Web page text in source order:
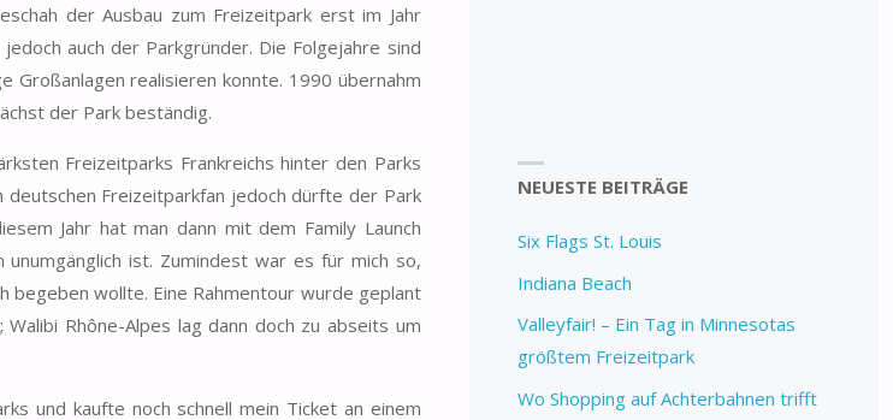
der Ausbau zum Freizeitpark erst im Jahr
auch der Parkgründer. Die Folgejahre sind
realisieren konnte. 1990 übernahm
der Park beständig.
Freizeitparks Frankreichs hinter den Parks
Freizeitparkfan jedoch dürfte der Park
Jahr hat man dann mit dem Family Launch
ist. Zumindest war es für mich so,
begeben wollte. Eine Rahmentour wurde geplant
Rhône-Alpes lag dann doch zu abseits um
und kaufte noch schnell mein Ticket an einem
NEUESTE BEITRÄGE
Six Flags St. Louis
Indiana Beach
Valleyfair! – Ein Tag in Minnesotas
größtem Freizeitpark
Wo Shopping auf Achterbahnen trifft